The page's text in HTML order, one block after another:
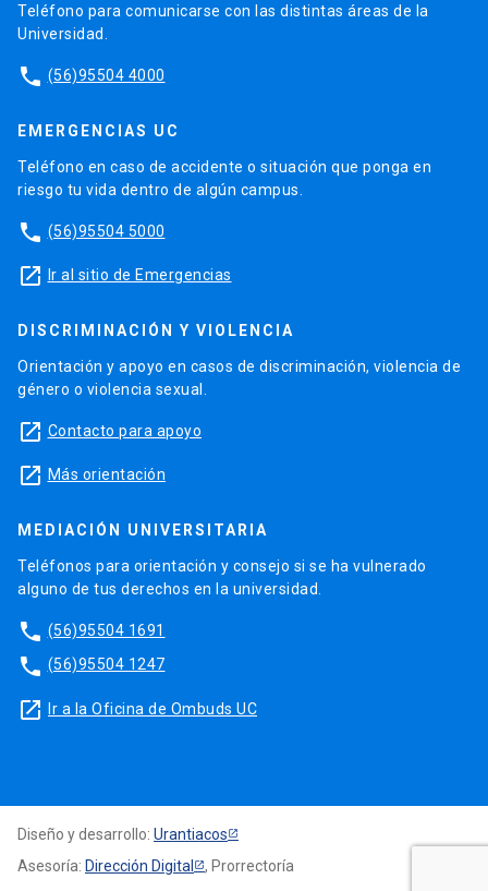
Teléfono para comunicarse con las distintas áreas de la
Universidad.
phone (56)95504 4000
EMERGENCIAS UC
Teléfono en caso de accidente o situación que ponga en
riesgo tu vida dentro de algún campus.
phone (56)95504 5000
launch Ir al sitio de Emergencias
DISCRIMINACIÓN Y VIOLENCIA
Orientación y apoyo en casos de discriminación, violencia de
género o violencia sexual.
launch Contacto para apoyo
launch Más orientación
MEDIACIÓN UNIVERSITARIA
Teléfonos para orientación y consejo si se ha vulnerado
alguno de tus derechos en la universidad.
phone (56)95504 1691
phone (56)95504 1247
launch Ir a la Oficina de Ombuds UC
Diseño y desarrollo: Urantiacos
Asesoría: Dirección Digital
, Prorrectoría